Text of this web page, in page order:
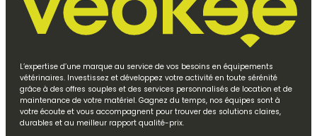
L’expertise d’une marque au service de vos besoins en équipements
vétérinaires. Investissez et développez votre activité en toute sérénité
grâce à des offres souples et des services personnalisés de location et de
maintenance de votre matériel. Gagnez du temps, nos équipes sont à
votre écoute et vous accompagnent pour trouver des solutions claires,
durables et au meilleur rapport qualité-prix.